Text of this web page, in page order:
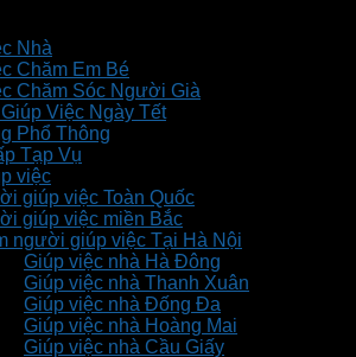
Nhà
Chăm Em Bé
Chăm Sóc Người Già
Việc Ngày Tết
Phổ Thông
Tạp Vụ
việc
giúp việc Toàn Quốc
giúp việc miền Bắc
người giúp việc Tại Hà Nội
Giúp việc nhà Hà Đông
Giúp việc nhà Thanh Xuân
Giúp việc nhà Đống Đa
Giúp việc nhà Hoàng Mai
Giúp việc nhà Cầu Giấy